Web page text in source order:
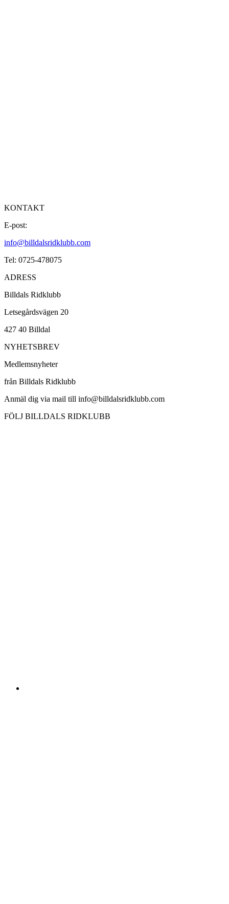
KONTAKT
E-post:
info@billdalsridklubb.com
Tel: 0725-478075
ADRESS
Billdals Ridklubb
Letsegårdsvägen 20
427 40 Billdal
NYHETSBREV
Medlemsnyheter
från Billdals Ridklubb
Anmäl dig via mail till info@billdalsridklubb.com
FÖLJ BILLDALS RIDKLUBB